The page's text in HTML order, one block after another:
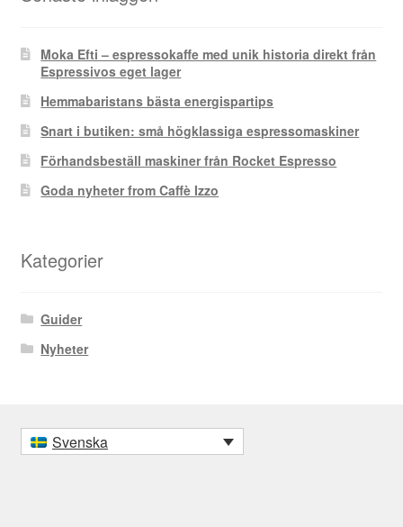
Moka Efti – espressokaffe med unik historia direkt från
Espressivos eget lager
Hemmabaristans bästa energispartips
Snart i butiken: små högklassiga espressomaskiner
Förhandsbeställ maskiner från Rocket Espresso
Goda nyheter from Caffè Izzo
Kategorier
Guider
Nyheter
Svenska